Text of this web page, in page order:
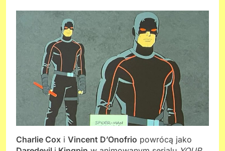
Charlie Cox i Vincent D’Onofrio powrócą jako